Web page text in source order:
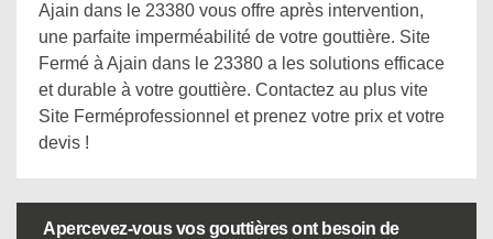
Ajain dans le 23380 vous offre après intervention,
une parfaite imperméabilité de votre gouttière. Site
Fermé à Ajain dans le 23380 a les solutions efficace
et durable à votre gouttière. Contactez au plus vite
Site Ferméprofessionnel et prenez votre prix et votre
devis !
Apercevez-vous vos gouttières ont besoin de